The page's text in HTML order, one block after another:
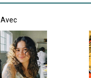
Avec